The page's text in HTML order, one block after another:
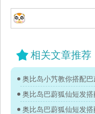
相关文章推荐